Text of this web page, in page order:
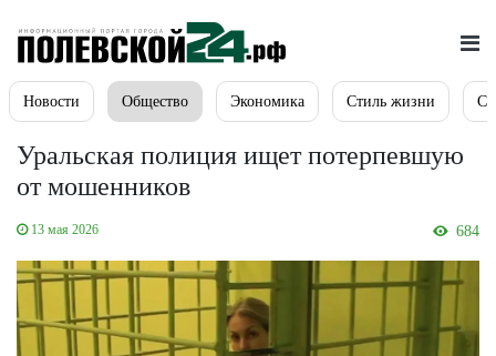
Новости Общество Экономика Стиль жизни
Уральская полиция ищет потерпевшую
от мошенников
13 мая 2026 684